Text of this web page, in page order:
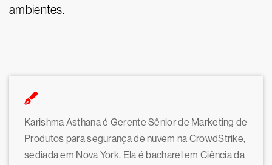
ambientes.
Karishma Asthana é Gerente Sênior de Marketing de
Produtos para segurança de nuvem na CrowdStrike,
sediada em Nova York. Ela é bacharel em Ciência da